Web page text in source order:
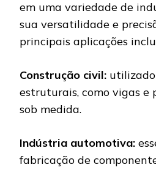
em uma variedade de
sua versatilidade e
principais aplicações
Construção civil:
estruturais, como vigas e
sob medida.
Indústria automotiva:
fabricação de